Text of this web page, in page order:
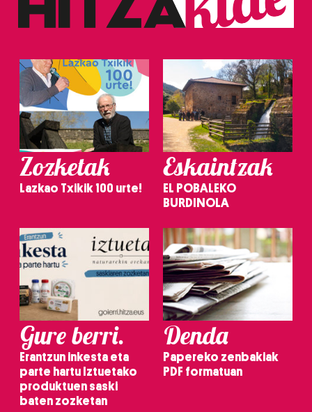
Zozketak
Lazkao Txikik 100 urte!
Eskaintzak
EL POBALEKO
BURDINOLA
Gure berri.
Erantzun inkesta eta
parte hartu Iztuetako
produktuen saski
baten zozketan
Denda
Papereko zenbakiak
PDF formatuan